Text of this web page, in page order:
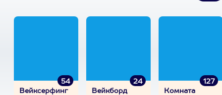
54
Вейксерфинг
24
Вейкборд
127
Комната